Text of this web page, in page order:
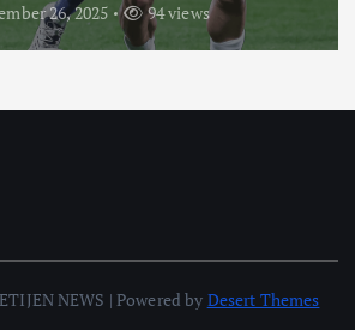
26, 2025 94 views
NEWS | Powered by Desert Themes